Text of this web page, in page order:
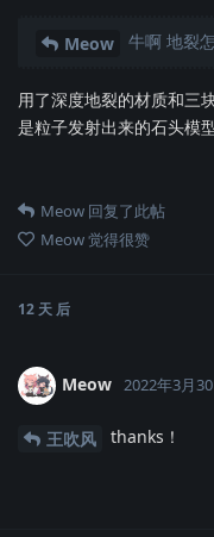
Meow 牛啊 地裂
用了深度地裂的材质和三
是粒子发射出来的石头模
Meow 回复了此帖
Meow觉得很赞
12 天 后
Meow 2022年3月
王吹风 thanks！